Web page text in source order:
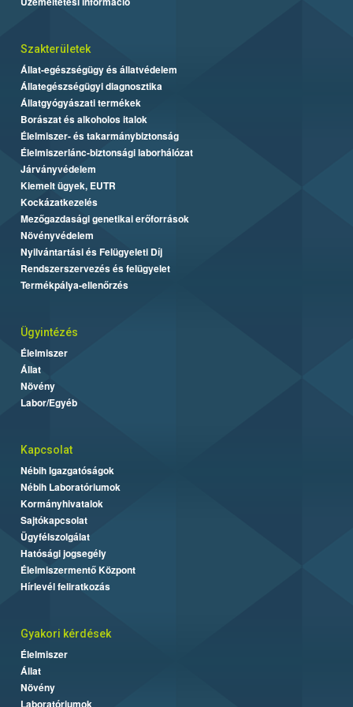
Szakterületek
Állat-egészségügy és állatvédelem
Állategészségügyi diagnosztika
Állatgyógyászati termékek
Borászat és alkoholos italok
Élelmiszer- és takarmánybiztonság
Élelmiszerlánc-biztonsági laborhálózat
Járványvédelem
Kiemelt ügyek, EUTR
Kockázatkezelés
Mezőgazdasági genetikai erőforrások
Növényvédelem
Nyilvántartási és Felügyeleti Díj
Rendszerszervezés és felügyelet
Termékpálya-ellenőrzés
Ügyintézés
Élelmiszer
Állat
Növény
Labor/Egyéb
Kapcsolat
Nébih Igazgatóságok
Nébih Laboratóriumok
Kormányhivatalok
Sajtókapcsolat
Ügyfélszolgálat
Hatósági jogsegély
Élelmiszermentő Központ
Hírlevél feliratkozás
Gyakori kérdések
Élelmiszer
Állat
Növény
Laboratóriumok